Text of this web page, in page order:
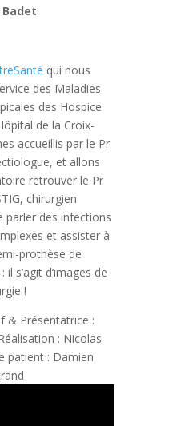
qui nous
des Maladies
des Hospice
de la Croix-
accueillis par le Pr
et allons
retrouver le Pr
chirurgien
parler des infections
et assister à
prothèse de
il s’agit d’images de
!
& Présentatrice :
: Nicolas
patient : Damien